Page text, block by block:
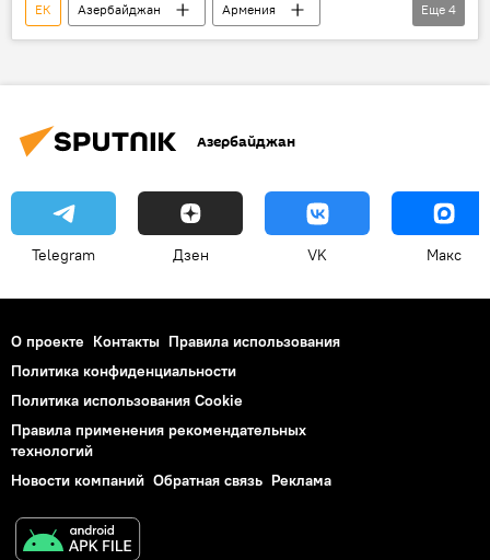
ЕК Азербайджан
Армения
Урсула фон дер Ляйен
граница
Еще 4
Азербайджан
Telegram Дзен VK Макс
О проекте Контакты Правила использования
Политика конфиденциальности
Политика использования Cookie
Правила применения рекомендательных
технологий
Новости компаний Обратная связь Реклама